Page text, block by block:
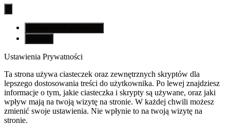
Ustawienia Prywatności
Ta strona używa ciasteczek oraz zewnętrznych skryptów dla
lepszego dostosowania treści do użytkownika. Po lewej znajdziesz
informacje o tym, jakie ciasteczka i skrypty są używane, oraz jaki
wpływ mają na twoją wizytę na stronie. W każdej chwili możesz
zmienić swoje ustawienia. Nie wpłynie to na twoją wizytę na
stronie.